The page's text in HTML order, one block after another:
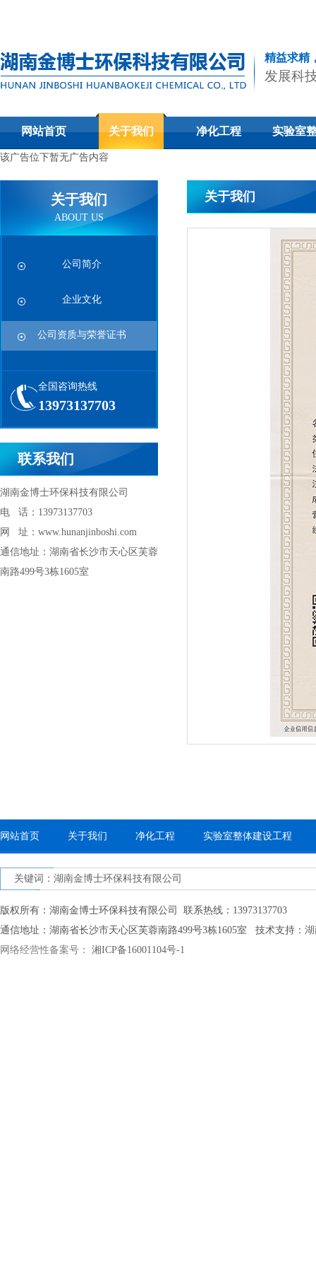
精益求精
发展科
网站首页 关于我们 净化工程 实验室
该广告位下暂无广告内容
关于我们
ABOUT US
公司简介
企业文化
公司资质与荣誉证书
全国咨询热线
13973137703
联系我们
湖南金博士环保科技有限公司
电 话：13973137703
网 址：www.hunanjinboshi.com
通信地址：湖南省长沙市天心区芙蓉
南路499号3栋1605室
关于我们
网站首页 关于我们 净化工程 实验室整体建设工程
关键词：湖南金博士环保科技有限公司
版权所有：湖南金博士环保科技有限公司 联系热线：13973137703
通信地址：湖南省长沙市天心区芙蓉南路499号3栋1605室 技术支持：
网络经营性备案号： 湘ICP备16001104号-1